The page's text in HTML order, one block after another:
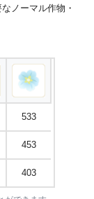
ノーマル作物・
533
453
403